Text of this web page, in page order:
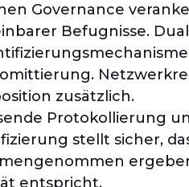
Governance
Befugnisse.
zusätzlich.
Protokollierung
stellt sicher,
entspricht.